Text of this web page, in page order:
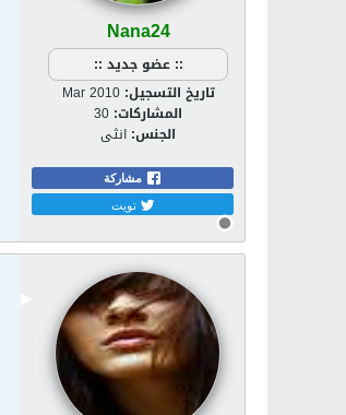
Nana24
:: عضو جديد ::
تاريخ التسجيل: Mar 2010
المشاركات: 30
الجنس: انثى
مشاركة
تويت